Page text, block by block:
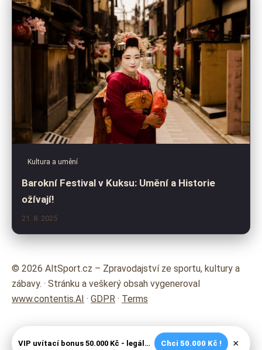
Kultura a umění
Barokní Festival v Kuksu: Umění a Historie
ožívají!
21. 8. 2025
© 2026 AltSport.cz – Zpravodajství ze sportu, kultury a
zábavy. · Stránku a veškerý obsah vygeneroval
www.contentis.AI · GDPR · Terms
VIP uvítací bonus 50.000 Kč - legální české kasíno Chci 50.000 Kč ! ×